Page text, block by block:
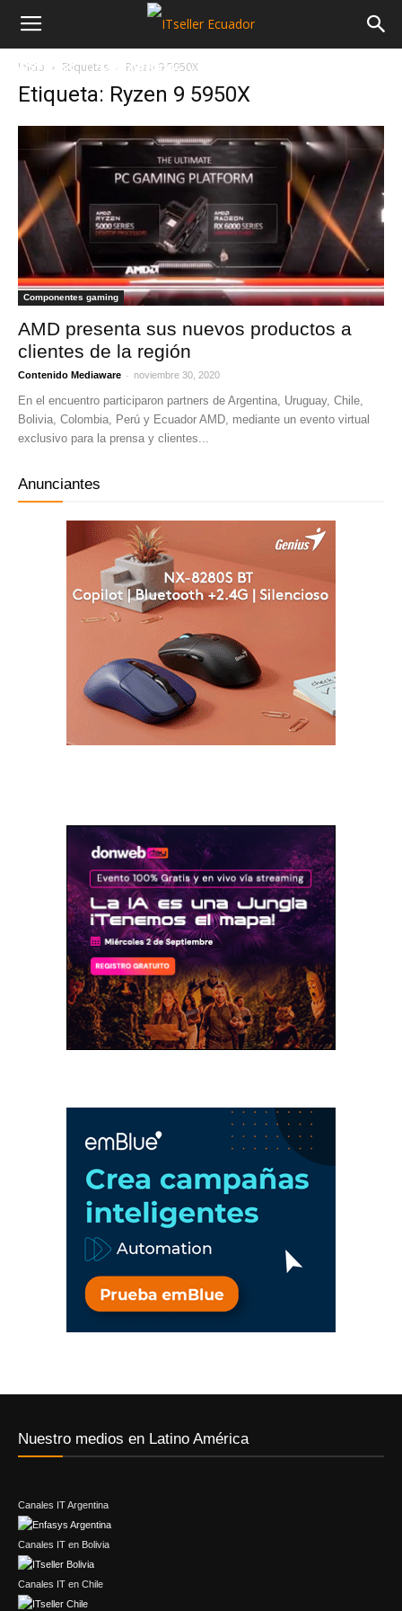
NOTICIAS MAYORISTAS
Inicio Etiquetas Ryzen 9 5950X
Etiqueta: Ryzen 9 5950X
Componentes gaming
AMD presenta sus nuevos productos a
clientes de la región
Contenido Mediaware - noviembre 30, 2020
En el encuentro participaron partners de Argentina, Uruguay, Chile,
Bolivia, Colombia, Perú y Ecuador AMD, mediante un evento virtual
exclusivo para la prensa y clientes...
Anunciantes
Nuestro medios en Latino América
Canales IT Argentina
Canales IT en Bolivia
Canales IT en Chile